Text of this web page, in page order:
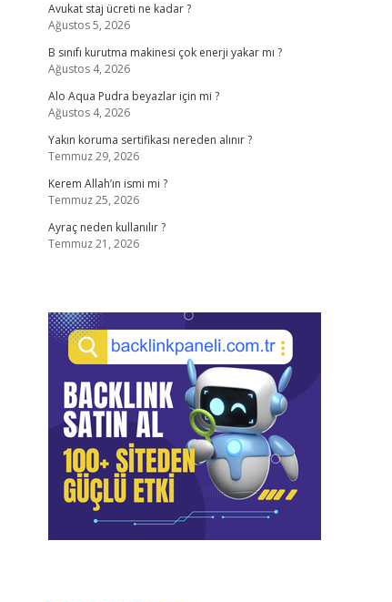
Avukat staj ücreti ne kadar ?
Ağustos 5, 2026
B sınıfı kurutma makinesi çok enerji yakar mı ?
Ağustos 4, 2026
Alo Aqua Pudra beyazlar için mi ?
Ağustos 4, 2026
Yakın koruma sertifikası nereden alınır ?
Temmuz 29, 2026
Kerem Allah’ın ismi mi ?
Temmuz 25, 2026
Ayraç neden kullanılır ?
Temmuz 21, 2026